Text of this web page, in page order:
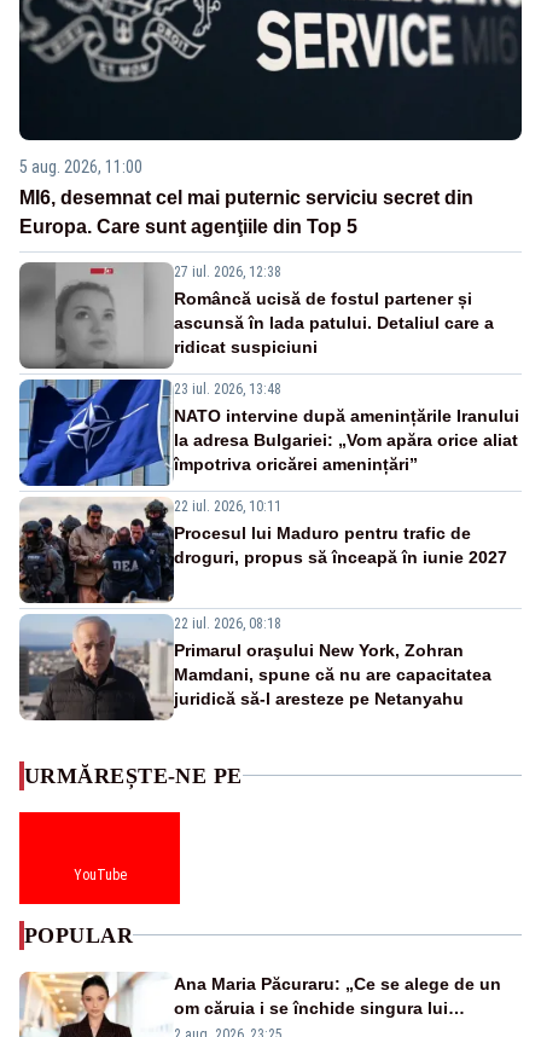
5 aug. 2026, 11:00
MI6, desemnat cel mai puternic serviciu secret din
Europa. Care sunt agenţiile din Top 5
27 iul. 2026, 12:38
Româncă ucisă de fostul partener și
ascunsă în lada patului. Detaliul care a
ridicat suspiciuni
23 iul. 2026, 13:48
NATO intervine după amenințările Iranului
la adresa Bulgariei: „Vom apăra orice aliat
împotriva oricărei amenințări”
22 iul. 2026, 10:11
Procesul lui Maduro pentru trafic de
droguri, propus să înceapă în iunie 2027
22 iul. 2026, 08:18
Primarul oraşului New York, Zohran
Mamdani, spune că nu are capacitatea
juridică să-l aresteze pe Netanyahu
URMĂREȘTE-NE PE
YouTube
POPULAR
Ana Maria Păcuraru: „Ce se alege de un
om căruia i se închide singura lui
portiță?”